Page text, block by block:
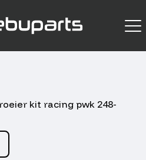
kit racing pwk 248-